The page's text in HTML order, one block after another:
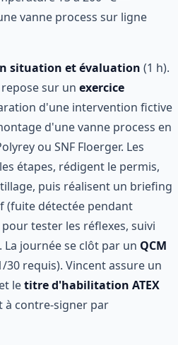
vanne process sur ligne
situation et évaluation (1 h).
sur un exercice
d'une intervention fictive
d'une vanne process en
ou SNF Floerger. Les
étapes, rédigent le permis,
puis réalisent un briefing
(fuite détectée pendant
tester les réflexes, suivi
journée se clôt par un QCM
30 requis). Vincent assure un
letitre d'habilitation ATEX
à contre-signer par